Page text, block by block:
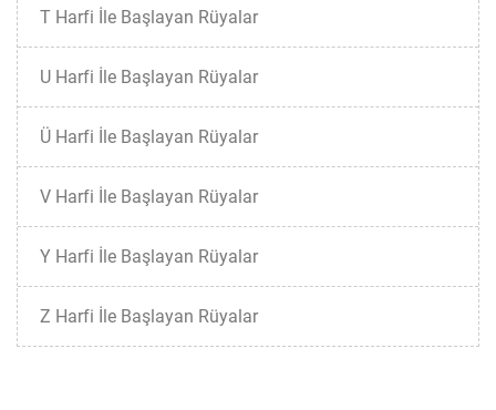
T Harfi İle Başlayan Rüyalar
U Harfi İle Başlayan Rüyalar
Ü Harfi İle Başlayan Rüyalar
V Harfi İle Başlayan Rüyalar
Y Harfi İle Başlayan Rüyalar
Z Harfi İle Başlayan Rüyalar